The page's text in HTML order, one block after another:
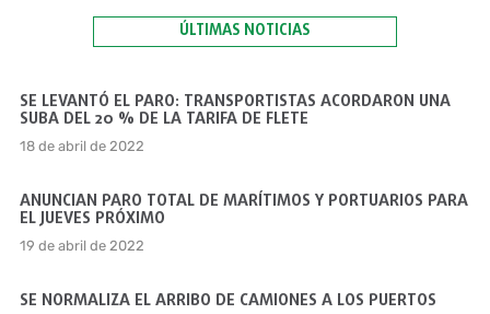
ÚLTIMAS NOTICIAS
SE LEVANTÓ EL PARO: TRANSPORTISTAS ACORDARON UNA
SUBA DEL 20 % DE LA TARIFA DE FLETE
18 de abril de 2022
ANUNCIAN PARO TOTAL DE MARÍTIMOS Y PORTUARIOS PARA
EL JUEVES PRÓXIMO
19 de abril de 2022
SE NORMALIZA EL ARRIBO DE CAMIONES A LOS PUERTOS